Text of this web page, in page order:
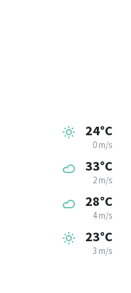
24°C
0 m/s
33°C
2 m/s
28°C
4 m/s
23°C
3 m/s